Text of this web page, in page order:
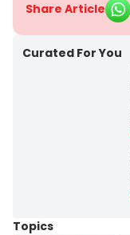
Share Article
Curated For You
Topics